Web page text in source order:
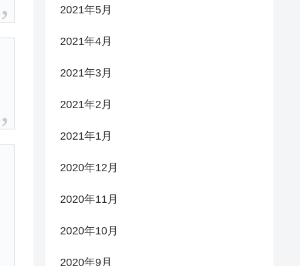
2021年5月
2021年4月
2021年3月
2021年2月
2021年1月
2020年12月
2020年11月
2020年10月
2020年9月